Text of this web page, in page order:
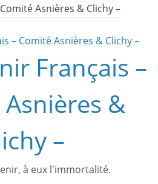
Français –
&
–
à eux l'immortalité.